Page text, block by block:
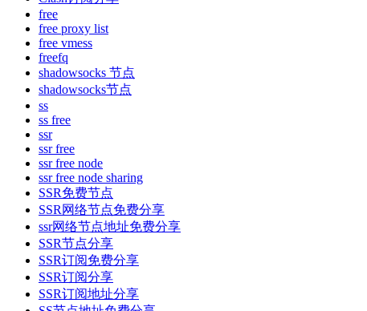
free
free proxy list
free vmess
freefq
shadowsocks 节点
shadowsocks节点
ss
ss free
ssr
ssr free
ssr free node
ssr free node sharing
SSR免费节点
SSR网络节点免费分享
ssr网络节点地址免费分享
SSR节点分享
SSR订阅免费分享
SSR订阅分享
SSR订阅地址分享